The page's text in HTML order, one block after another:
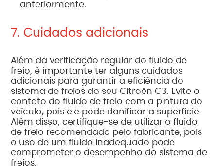
anteriormente.
7. Cuidados adicionais
Além da verificação regular do fluido de
freio, é importante ter alguns cuidados
adicionais para garantir a eficiência do
sistema de freios do seu Citroën C3. Evite o
contato do fluido de freio com a pintura do
veículo, pois ele pode danificar a superfície.
Além disso, certifique-se de utilizar o fluido
de freio recomendado pelo fabricante, pois
o uso de um fluido inadequado pode
comprometer o desempenho do sistema de
freios.